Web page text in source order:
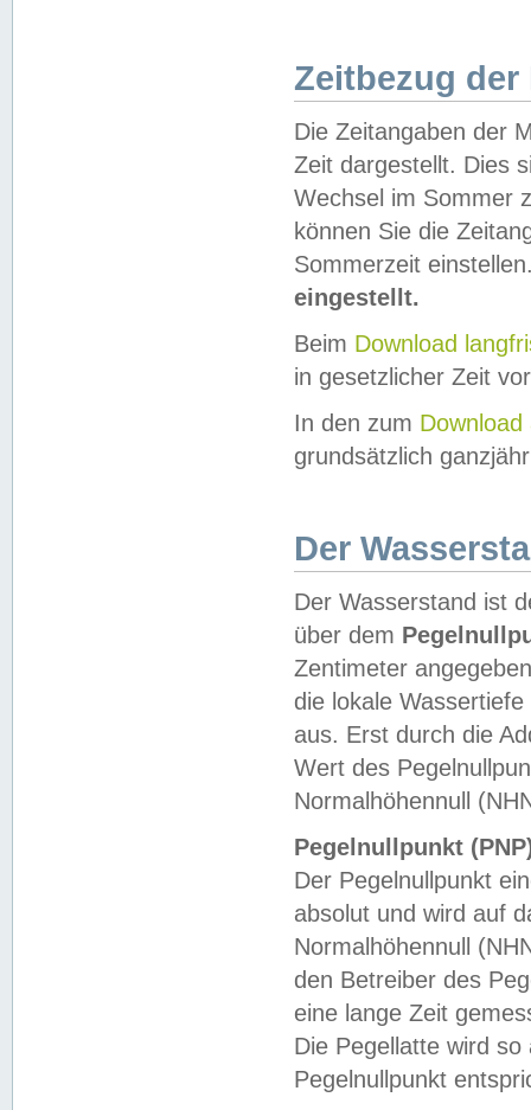
Zeitbezug der
Die Zeitangaben der
Zeit dargestellt. Dies
Wechsel im Sommer
können Sie die
Sommerzeit
eingestellt.
Beim Download
in gesetzlicher Zeit
In den zum Download
grundsätzlich
Der
Der Wasserstand ist
über dem
Zentimeter
die lokale
aus. Erst durch die
Wert des
Normalhöhennull
Pegelnullpunkt
Der Pegelnullpunkt
absolut und wird auf
Normalhöhennull
den Betreiber des
eine lange Zeit
Die Pegellatte wird
Pegelnullpunkt